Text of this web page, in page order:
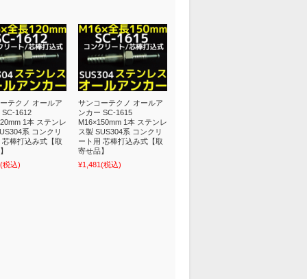
テクノ オールア
SC-1612
1本 ステンレ
系 コンクリ
芯棒打込み式【取
(税込)
サンコーテクノ オールア
ンカー SC-1615
M16×150mm 1本 ステンレ
ス製 SUS304系 コンクリ
ート用 芯棒打込み式【取
寄せ品】
¥1,481 (税込)